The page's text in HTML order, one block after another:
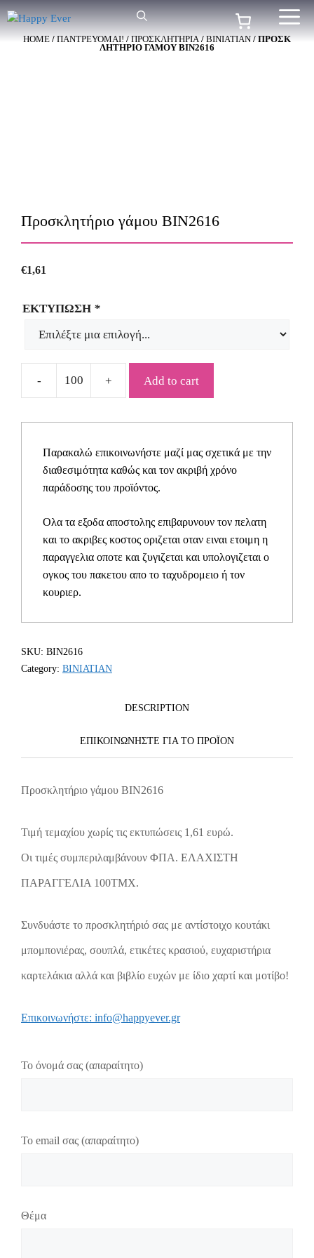
Μετάβαση
σε
περιεχόμενο
HOME/ΠΑΝΤΡΕΥΟΜΑΙ!/ΠΡΟΣΚΛΗΤΉΡΙΑ/BINIATIAN/ ΠΡΟΣΚ
ΛΗΤΉΡΙΟ ΓΆΜΟΥ ΒΙΝ2616
Προσκλητήριο γάμου ΒΙΝ2616
€1,61
ΕΚΤΥΠΩΣΗ *
Προσκλητήριο
ΒΙΝ2616
Add to cart
Παρακαλώ επικοινωνήστε μαζί μας σχετικά με την
διαθεσιμότητα καθώς και τον ακριβή χρόνο
παράδοσης του προϊόντος.
Ολα τα εξοδα αποστολης επιβαρυνουν τον πελατη
και το ακριβες κοστος οριζεται οταν ειναι ετοιμη η
παραγγελια οποτε και ζυγιζεται και υπολογιζεται ο
ογκος του πακετου απο το ταχυδρομειο ή τον
κουριερ.
SKU: BIN2616
Category: BINIATIAN
DESCRIPTION
ΕΠΙΚΟΙΝΩΝΗΣΤΕ ΓΙΑ ΤΟ ΠΡΟΪOΝ
Προσκλητήριο γάμου ΒΙΝ2616
Τιμή τεμαχίου χωρίς τις εκτυπώσεις 1,61 ευρώ.
Οι τιμές συμπεριλαμβάνουν ΦΠΑ. ΕΛΑΧΙΣΤΗ
ΠΑΡΑΓΓΕΛΙΑ 100ΤΜΧ.
Συνδυάστε το προσκλητήριό σας με αντίστοιχο κουτάκι
μπομπονιέρας, σουπλά, ετικέτες κρασιού, ευχαριστήρια
καρτελάκια αλλά και βιβλίο ευχών με ίδιο χαρτί και μοτίβο!
Επικοινωνήστε: info@happyever.gr
Το όνομά σας (απαραίτητο)
Το email σας (απαραίτητο)
Θέμα